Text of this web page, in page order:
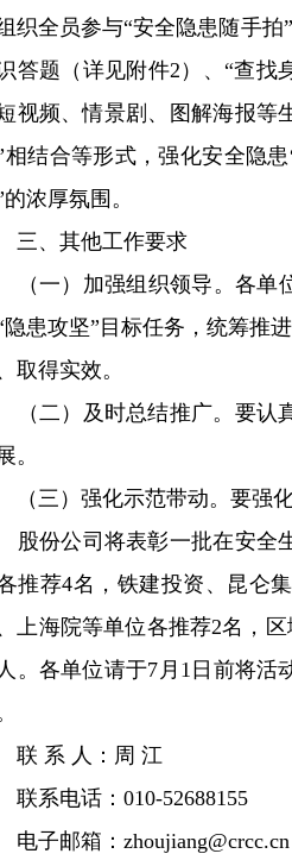
织全员参与“安全隐患随手
答题（详见附件2）、“查找
视频、情景剧、图解海报等
相结合等形式，强化安全隐
浓厚氛围。
、其他工作要求
一）加强组织领导。各单位
隐患攻坚”目标任务，统筹推
取得实效。
二）及时总结推广。要认真
。
三）强化示范带动。要强化
份公司将表彰一批在安全生
推荐4名，铁建投资、昆仑
上海院等单位各推荐2名，
。各单位请于7月1日前将活
系 人：周 江
系电话：010-52688155
子邮箱：zhoujiang@crcc.cn